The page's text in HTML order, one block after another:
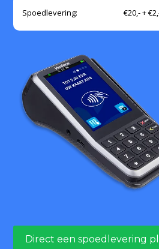
Spoedlevering: €20,- +
Direct een spoedlevering